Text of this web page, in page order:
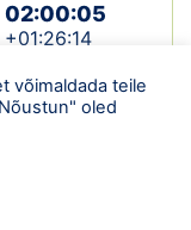
02:00:05
+01:26:14
OJ
KV
võimaldada teile
oled